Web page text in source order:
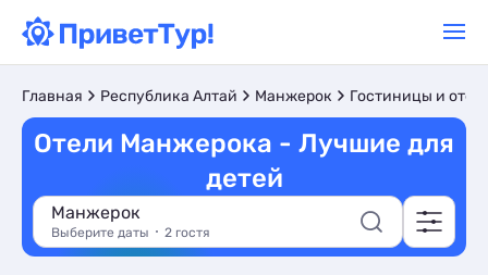
Главная Республика Алтай Манжерок Гостиницы и
Отели Манжерока - Лучшие для
детей
Манжерок
Выберите даты 2 гостя